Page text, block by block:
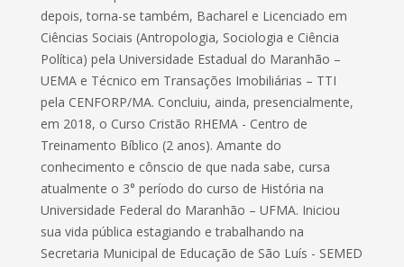
depois, torna-se também, Bacharel e Licenciado em
Ciências Sociais (Antropologia, Sociologia e Ciência
Política) pela Universidade Estadual do Maranhão –
UEMA e Técnico em Transações Imobiliárias – TTI
pela CENFORP/MA. Concluiu, ainda, presencialmente,
em 2018, o Curso Cristão RHEMA - Centro de
Treinamento Bíblico (2 anos). Amante do
conhecimento e cônscio de que nada sabe, cursa
atualmente o 3° período do curso de História na
Universidade Federal do Maranhão – UFMA. Iniciou
sua vida pública estagiando e trabalhando na
Secretaria Municipal de Educação de São Luís - SEMED